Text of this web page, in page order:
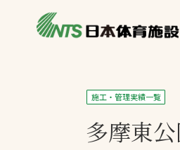
ニュース
ライブラリ
施工・管理実績一覧
多摩東